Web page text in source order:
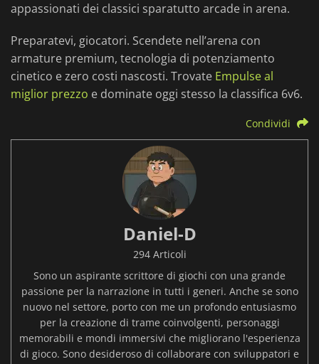
appassionati dei classici sparatutto arcade in arena.
Preparatevi, giocatori. Scendete nell’arena con
armature premium, tecnologia di potenziamento
cinetico e zero costi nascosti. Trovate Empulse al
miglior prezzo e dominate oggi stesso la classifica 6v6.
Condividi
Daniel-D
294 Articoli
Sono un aspirante scrittore di giochi con una grande
passione per la narrazione in tutti i generi. Anche se sono
nuovo nel settore, porto con me un profondo entusiasmo
per la creazione di trame coinvolgenti, personaggi
memorabili e mondi immersivi che migliorano l'esperienza
di gioco. Sono desideroso di collaborare con sviluppatori e